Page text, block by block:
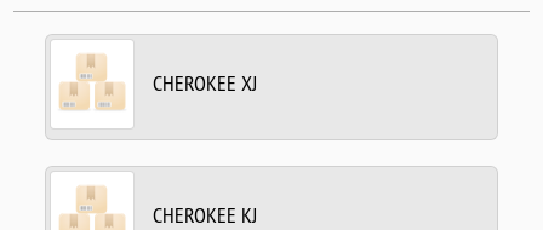
CHEROKEE XJ
CHEROKEE KJ